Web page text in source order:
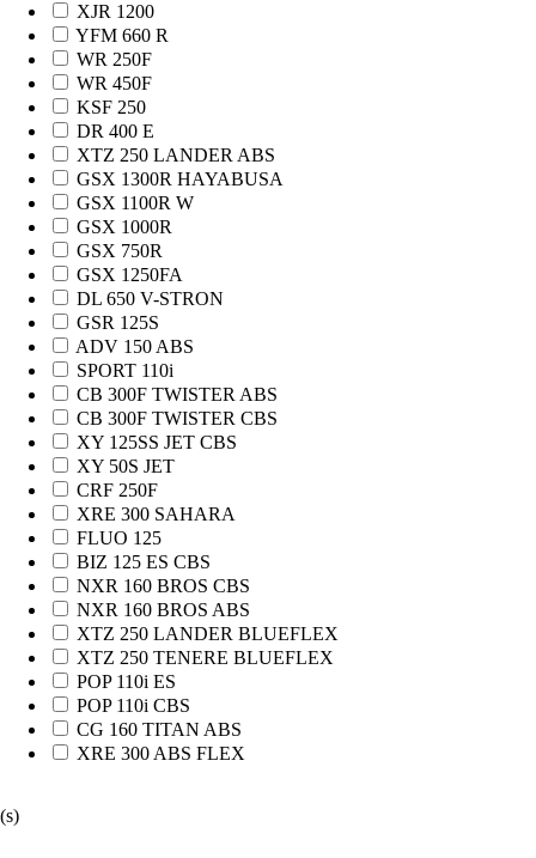
XJR 1200
YFM 660 R
WR 250F
WR 450F
KSF 250
DR 400 E
XTZ 250 LANDER ABS
GSX 1300R HAYABUSA
GSX 1100R W
GSX 1000R
GSX 750R
GSX 1250FA
DL 650 V-STRON
GSR 125S
ADV 150 ABS
SPORT 110i
CB 300F TWISTER ABS
CB 300F TWISTER CBS
XY 125SS JET CBS
XY 50S JET
CRF 250F
XRE 300 SAHARA
FLUO 125
BIZ 125 ES CBS
NXR 160 BROS CBS
NXR 160 BROS ABS
XTZ 250 LANDER BLUEFLEX
XTZ 250 TENERE BLUEFLEX
POP 110i ES
POP 110i CBS
CG 160 TITAN ABS
XRE 300 ABS FLEX
(s)